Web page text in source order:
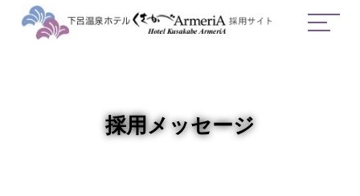
採用メッセージ